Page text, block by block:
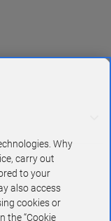
Why
carry out
to your
also access
cookies or
the “Cookie